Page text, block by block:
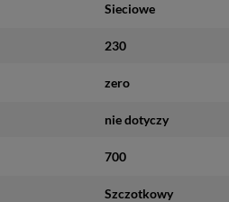
Sieciowe
230
zero
nie dotyczy
700
Szczotkowy